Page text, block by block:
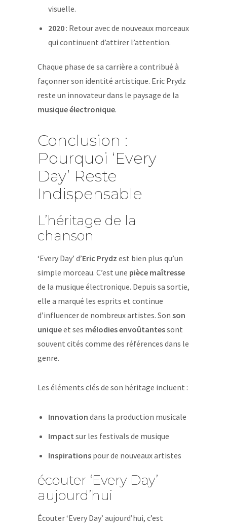
visuelle.
2020: Retour avec de nouveaux morceaux
qui continuent d’attirer l’attention.
Chaque phase de sa carrière a contribué à
façonner son identité artistique. Eric Prydz
reste un innovateur dans le paysage de la
musique électronique.
Conclusion :
Pourquoi ‘Every
Day’ Reste
Indispensable
L’héritage de la
chanson
‘Every Day’ d’Eric Prydz est bien plus qu’un
simple morceau. C’est une pièce maîtresse
de la musique électronique. Depuis sa sortie,
elle a marqué les esprits et continue
d’influencer de nombreux artistes. Son son
uniqueet ses mélodies envoûtantessont
souvent cités comme des références dans le
genre.
Les éléments clés de son héritage incluent :
Innovation dans la production musicale
Impact sur les festivals de musique
Inspirationspour de nouveaux artistes
écouter ‘Every Day’
aujourd’hui
Écouter ‘Every Day’ aujourd’hui, c’est